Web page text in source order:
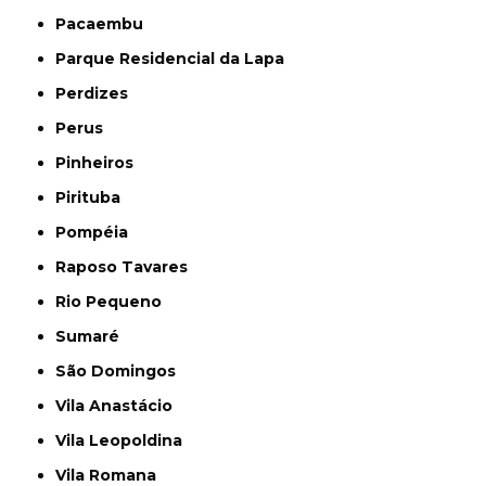
Pacaembu
Parque Residencial da Lapa
Perdizes
Perus
Pinheiros
Pirituba
Pompéia
Raposo Tavares
Rio Pequeno
Sumaré
São Domingos
Vila Anastácio
Vila Leopoldina
Vila Romana